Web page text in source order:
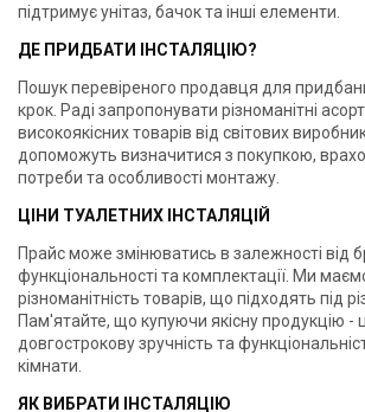
підтримує унітаз, бачок та інші елементи.
ДЕ ПРИДБАТИ ІНСТАЛЯЦІЮ?
Пошук перевіреного продавця для
крок. Раді запропонувати різноманітні
високоякісних товарів від світових
допоможуть визначитися з покупкою,
потреби та особливості монтажу.
ЦІНИ ТУАЛЕТНИХ ІНСТАЛЯЦІЙ
Прайс може змінюватись в залежності від
функціональності та комплектації. Ми
різноманітність товарів, що підходять під
Пам'ятайте, що купуючи якісну продукцію -
довгострокову зручність та
кімнати.
ЯК ВИБРАТИ ІНСТАЛЯЦІЮ